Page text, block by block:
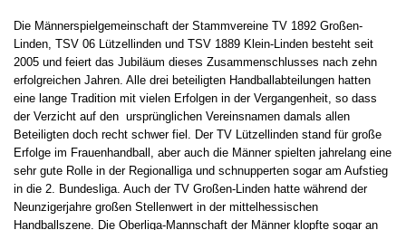
Die Männerspielgemeinschaft der Stammvereine TV 1892 Großen-
Linden, TSV 06 Lützellinden und TSV 1889 Klein-Linden besteht seit
2005 und feiert das Jubiläum dieses Zusammenschlusses nach zehn
erfolgreichen Jahren. Alle drei beteiligten Handballabteilungen hatten
eine lange Tradition mit vielen Erfolgen in der Vergangenheit, so dass
der Verzicht auf den ursprünglichen Vereinsnamen damals allen
Beteiligten doch recht schwer fiel. Der TV Lützellinden stand für große
Erfolge im Frauenhandball, aber auch die Männer spielten jahrelang eine
sehr gute Rolle in der Regionalliga und schnupperten sogar am Aufstieg
in die 2. Bundesliga. Auch der TV Großen-Linden hatte während der
Neunzigerjahre großen Stellenwert in der mittelhessischen
Handballszene. Die Oberliga-Mannschaft der Männer klopfte sogar an